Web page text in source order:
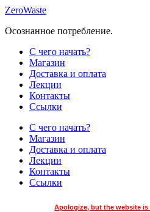
Skip
content
ZeroWaste
Осознанное потребление.
С чего начать?
Магазин
Доставка и оплата
Лекции
Контакты
Ссылки
С чего начать?
Магазин
Доставка и оплата
Лекции
Контакты
Ссылки
Apologize, but the website